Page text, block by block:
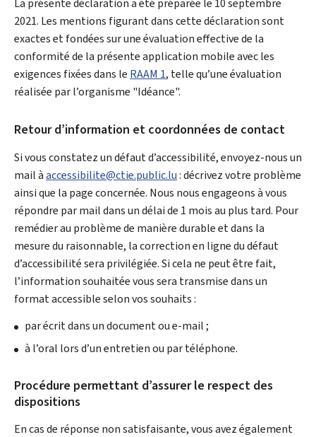
La présente déclaration a été préparée le 10 septembre
2021. Les mentions figurant dans cette déclaration sont
exactes et fondées sur une évaluation effective de la
conformité de la présente application mobile avec les
exigences fixées dans le RAAM 1, telle qu’une évaluation
réalisée par l’organisme "Idéance".
Retour d’information et coordonnées de contact
Si vous constatez un défaut d’accessibilité, envoyez-nous un
mail àaccessibilite@ctie.public.lu: décrivez votre problème
ainsi que la page concernée. Nous nous engageons à vous
répondre par mail dans un délai de 1 mois au plus tard. Pour
remédier au problème de manière durable et dans la
mesure du raisonnable, la correction en ligne du défaut
d’accessibilité sera privilégiée. Si cela ne peut être fait,
l’information souhaitée vous sera transmise dans un
format accessible selon vos souhaits :
par écrit dans un document ou e-mail ;
à l’oral lors d’un entretien ou par téléphone.
Procédure permettant d’assurer le respect des
dispositions
En cas de réponse non satisfaisante, vous avez également